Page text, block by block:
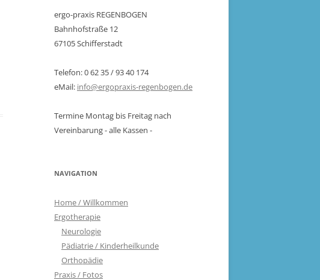
ergo-praxis REGENBOGEN
Bahnhofstraße 12
67105 Schifferstadt
Telefon: 0 62 35 / 93 40 174
eMail: info@ergopraxis-regenbogen.de
Termine Montag bis Freitag nach
Vereinbarung - alle Kassen -
NAVIGATION
Home / Willkommen
Ergotherapie
Neurologie
Pädiatrie / Kinderheilkunde
Orthopädie
Praxis / Fotos